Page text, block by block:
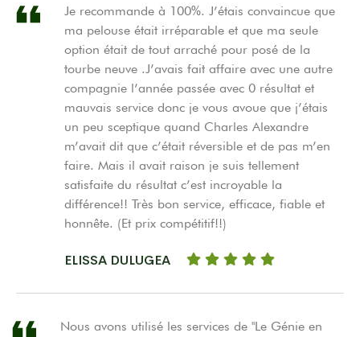
Je recommande à 100%. J’étais convaincue que
ma pelouse était irréparable et que ma seule
option était de tout arraché pour posé de la
tourbe neuve .J’avais fait affaire avec une autre
compagnie l’année passée avec 0 résultat et
mauvais service donc je vous avoue que j’étais
un peu sceptique quand Charles Alexandre
m’avait dit que c’était réversible et de pas m’en
faire. Mais il avait raison je suis tellement
satisfaite du résultat c’est incroyable la
différence!! Très bon service, efficace, fiable et
honnête. (Et prix compétitif!!)
ELISSA DULUGEA
Nous avons utilisé les services de ''Le Génie en